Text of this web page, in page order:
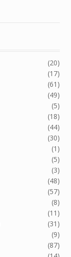
(20)
(17)
(61)
(49)
(5)
(18)
(44)
(30)
(1)
(5)
(3)
(48)
(57)
(8)
(11)
(31)
(9)
(87)